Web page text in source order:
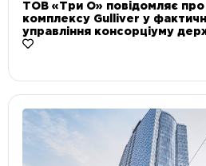
ТОВ «Три О» повідомляє
комплексу Gulliver у
управління консорціуму